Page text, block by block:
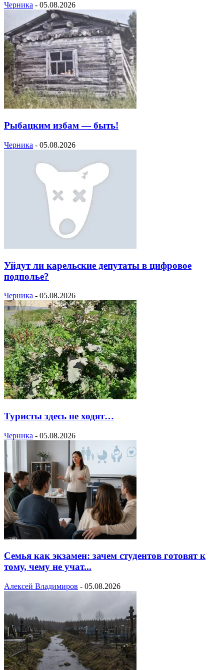
Черника - 05.08.2026
Рыбацким избам — быть!
Черника - 05.08.2026
Уйдут ли карельские депутаты в цифровое
подполье?
Черника - 05.08.2026
Туристы здесь не ходят…
Черника - 05.08.2026
Семья как экзамен: зачем студентов готовят к
тому, чему не учат...
Алексей Владимиров - 05.08.2026